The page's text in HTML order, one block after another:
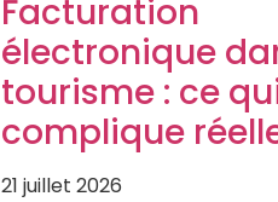
Facturation
électronique
tourisme : ce
complique
21 juillet 2026